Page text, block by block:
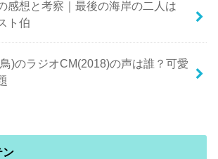
感想と考察｜最後の海岸の二人は
ト伯
)のラジオCM(2018)の声は誰？可愛
ン